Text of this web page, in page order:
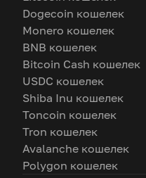
Dogecoin кошелек
Monero кошелек
BNB кошелек
Bitcoin Cash кошелек
USDC кошелек
Shiba Inu кошелек
Toncoin кошелек
Tron кошелек
Avalanche кошелек
Polygon кошелек